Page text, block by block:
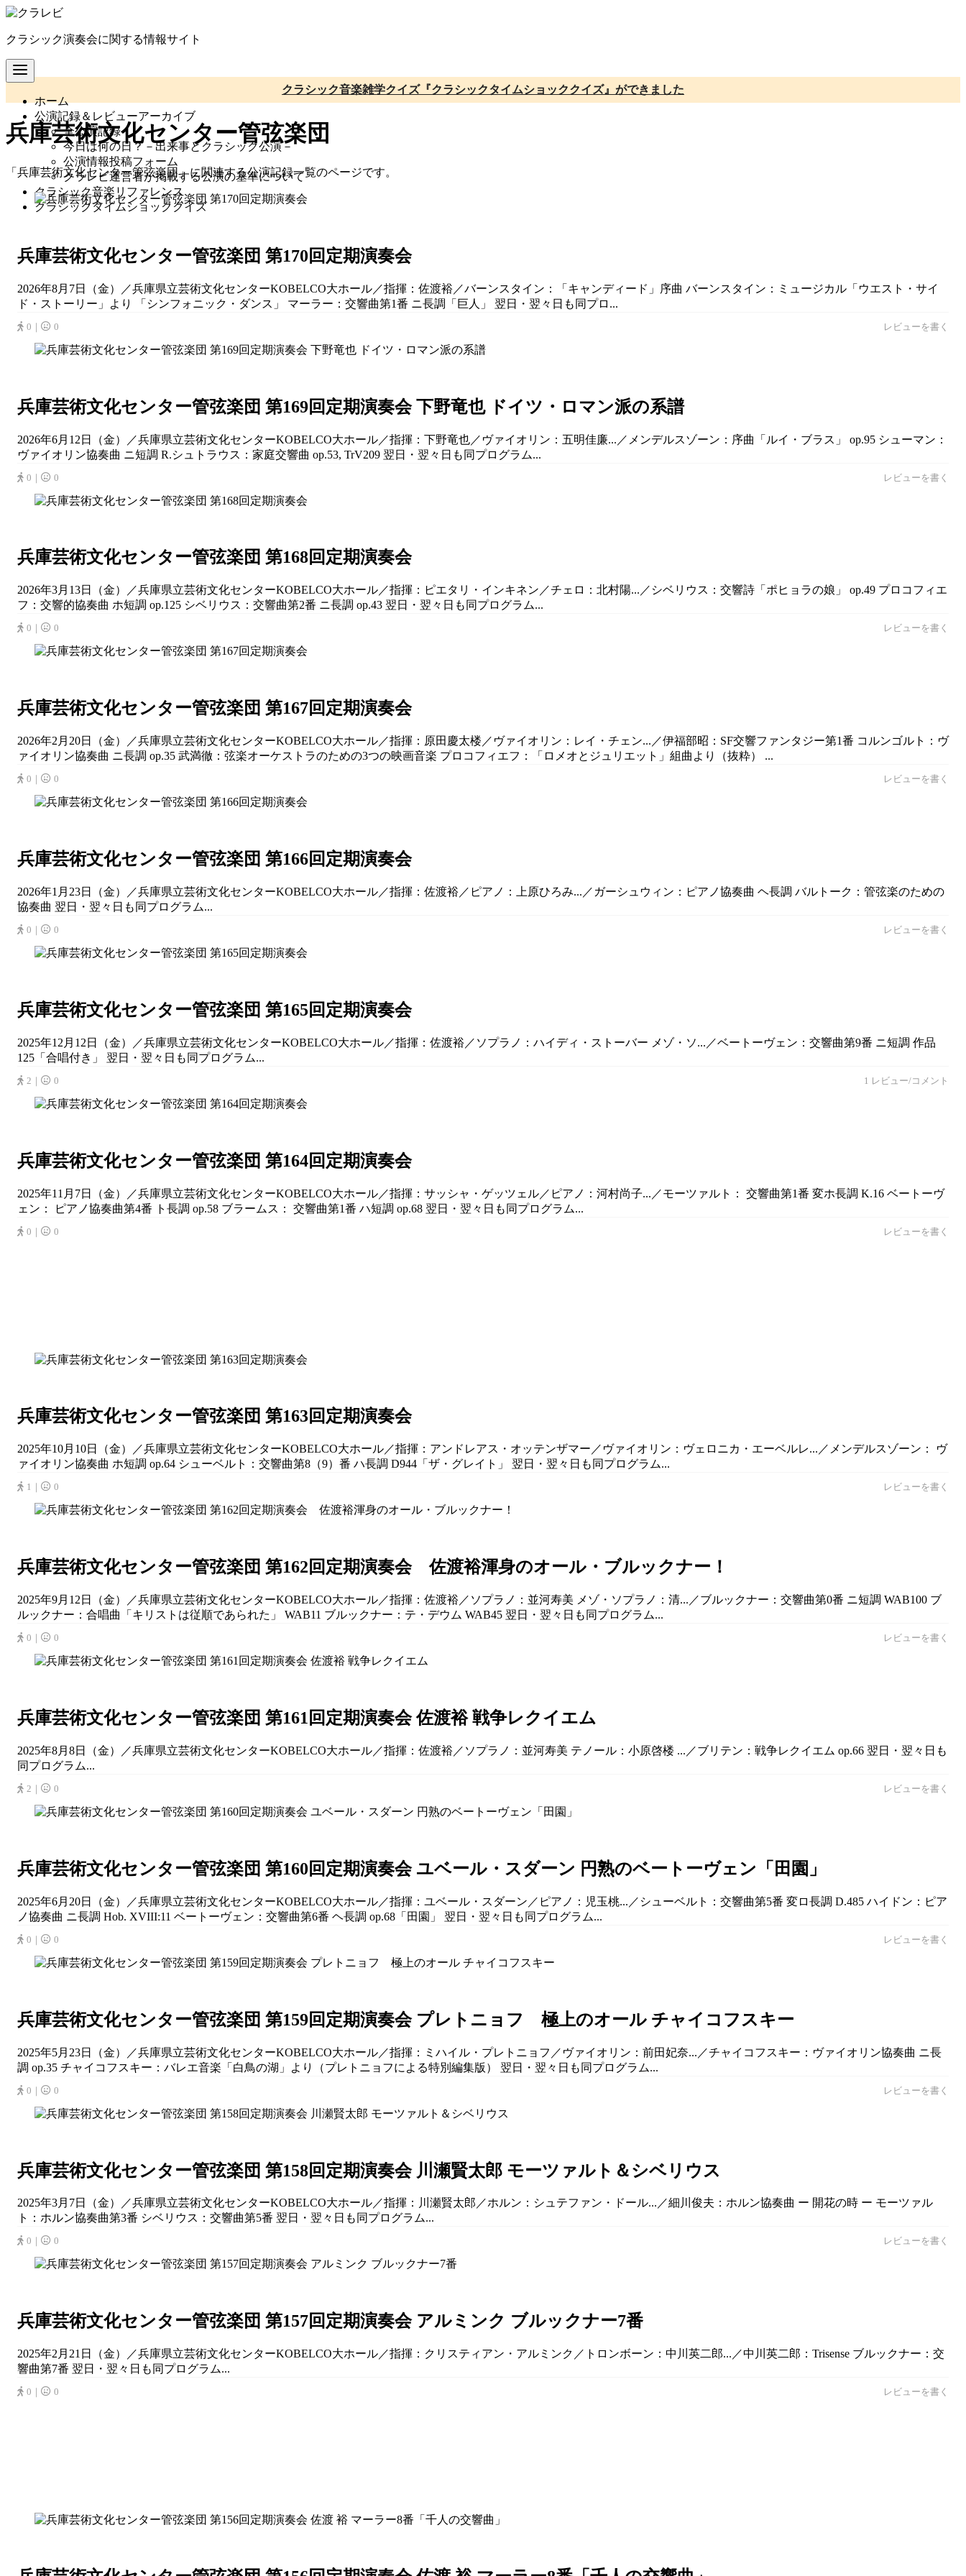
コ
テ
ン
ツ
移
クラシック演奏会に関する情報サイト
ホーム
公演記録＆レビューアーカイブ
全公演記録
今日は何の日？－出来事とクラシック公演－
公演情報投稿フォーム
クラレビ運営者が掲載する公演の基準について
クラシック音楽リファレンス
クラシックタイムショッククイズ
クラシック音楽雑学クイズ『クラシックタイムショッククイズ』ができました
兵庫芸術文化センター管弦楽団
「兵庫芸術文化センター管弦楽団」に関連する公演記録一覧のページです。
兵庫芸術文化センター管弦楽団 第170回定期演奏会
2026年8月7日（金）／兵庫県立芸術文化センターKOBELCO大ホール／指揮：佐渡裕／バーンスタイン：「キャンディード」序曲 バーンスタイン：ミュージカル「ウエスト・サイ
ド・ストーリー」より 「シンフォニック・ダンス」 マーラー：交響曲第1番 ニ長調「巨人」 翌日・翌々日も同プロ...
0｜ 0 レビューを書く
兵庫芸術文化センター管弦楽団 第169回定期演奏会 下野竜也 ドイツ・ロマン派の系譜
2026年6月12日（金）／兵庫県立芸術文化センターKOBELCO大ホール／指揮：下野竜也／ヴァイオリン：五明佳廉...／メンデルスゾーン：序曲「ルイ・ブラス」 op.95 シューマン：
ヴァイオリン協奏曲 ニ短調 R.シュトラウス：家庭交響曲 op.53, TrV209 翌日・翌々日も同プログラム...
0｜ 0 レビューを書く
兵庫芸術文化センター管弦楽団 第168回定期演奏会
2026年3月13日（金）／兵庫県立芸術文化センターKOBELCO大ホール／指揮：ピエタリ・インキネン／チェロ：北村陽...／シベリウス：交響詩「ポヒョラの娘」 op.49 プロコフィエ
フ：交響的協奏曲 ホ短調 op.125 シベリウス：交響曲第2番 ニ長調 op.43 翌日・翌々日も同プログラム...
0｜ 0 レビューを書く
兵庫芸術文化センター管弦楽団 第167回定期演奏会
2026年2月20日（金）／兵庫県立芸術文化センターKOBELCO大ホール／指揮：原田慶太楼／ヴァイオリン：レイ・チェン...／伊福部昭：SF交響ファンタジー第1番 コルンゴルト：ヴ
ァイオリン協奏曲 ニ長調 op.35 武満徹：弦楽オーケストラのための3つの映画音楽 プロコフィエフ：「ロメオとジュリエット」組曲より（抜粋） ...
0｜ 0 レビューを書く
兵庫芸術文化センター管弦楽団 第166回定期演奏会
2026年1月23日（金）／兵庫県立芸術文化センターKOBELCO大ホール／指揮：佐渡裕／ピアノ：上原ひろみ...／ガーシュウィン：ピアノ協奏曲 ヘ長調 バルトーク：管弦楽のための
協奏曲 翌日・翌々日も同プログラム...
0｜ 0 レビューを書く
兵庫芸術文化センター管弦楽団 第165回定期演奏会
2025年12月12日（金）／兵庫県立芸術文化センターKOBELCO大ホール／指揮：佐渡裕／ソプラノ：ハイディ・ストーバー メゾ・ソ...／ベートーヴェン：交響曲第9番 ニ短調 作品
125「合唱付き」 翌日・翌々日も同プログラム...
2｜ 0 1 レビュー/コメント
兵庫芸術文化センター管弦楽団 第164回定期演奏会
2025年11月7日（金）／兵庫県立芸術文化センターKOBELCO大ホール／指揮：サッシャ・ゲッツェル／ピアノ：河村尚子...／モーツァルト： 交響曲第1番 変ホ長調 K.16 ベートーヴ
ェン： ピアノ協奏曲第4番 ト長調 op.58 ブラームス： 交響曲第1番 ハ短調 op.68 翌日・翌々日も同プログラム...
0｜ 0 レビューを書く
兵庫芸術文化センター管弦楽団 第163回定期演奏会
2025年10月10日（金）／兵庫県立芸術文化センターKOBELCO大ホール／指揮：アンドレアス・オッテンザマー／ヴァイオリン：ヴェロニカ・エーベルレ...／メンデルスゾーン： ヴ
ァイオリン協奏曲 ホ短調 op.64 シューベルト：交響曲第8（9）番 ハ長調 D944「ザ・グレイト」 翌日・翌々日も同プログラム...
1｜ 0 レビューを書く
兵庫芸術文化センター管弦楽団 第162回定期演奏会 佐渡裕渾身のオール・ブルックナー！
2025年9月12日（金）／兵庫県立芸術文化センターKOBELCO大ホール／指揮：佐渡裕／ソプラノ：並河寿美 メゾ・ソプラノ：清...／ブルックナー：交響曲第0番 ニ短調 WAB100 ブ
ルックナー：合唱曲「キリストは従順であられた」 WAB11 ブルックナー：テ・デウム WAB45 翌日・翌々日も同プログラム...
0｜ 0 レビューを書く
兵庫芸術文化センター管弦楽団 第161回定期演奏会 佐渡裕 戦争レクイエム
2025年8月8日（金）／兵庫県立芸術文化センターKOBELCO大ホール／指揮：佐渡裕／ソプラノ：並河寿美 テノール：小原啓楼 ...／ブリテン：戦争レクイエム op.66 翌日・翌々日も
同プログラム...
2｜ 0 レビューを書く
兵庫芸術文化センター管弦楽団 第160回定期演奏会 ユベール・スダーン 円熟のベートーヴェン「田園」
2025年6月20日（金）／兵庫県立芸術文化センターKOBELCO大ホール／指揮：ユベール・スダーン／ピアノ：児玉桃...／シューベルト：交響曲第5番 変ロ長調 D.485 ハイドン：ピア
ノ協奏曲 ニ長調 Hob. XVIII:11 ベートーヴェン：交響曲第6番 ヘ長調 op.68「田園」 翌日・翌々日も同プログラム...
0｜ 0 レビューを書く
兵庫芸術文化センター管弦楽団 第159回定期演奏会 プレトニョフ 極上のオール チャイコフスキー
2025年5月23日（金）／兵庫県立芸術文化センターKOBELCO大ホール／指揮：ミハイル・プレトニョフ／ヴァイオリン：前田妃奈...／チャイコフスキー：ヴァイオリン協奏曲 ニ長
調 op.35 チャイコフスキー：バレエ音楽「白鳥の湖」より（プレトニョフによる特別編集版） 翌日・翌々日も同プログラム...
0｜ 0 レビューを書く
兵庫芸術文化センター管弦楽団 第158回定期演奏会 川瀬賢太郎 モーツァルト＆シベリウス
2025年3月7日（金）／兵庫県立芸術文化センターKOBELCO大ホール／指揮：川瀬賢太郎／ホルン：シュテファン・ドール...／細川俊夫：ホルン協奏曲 ー 開花の時 ー モーツァル
ト：ホルン協奏曲第3番 シベリウス：交響曲第5番 翌日・翌々日も同プログラム...
0｜ 0 レビューを書く
兵庫芸術文化センター管弦楽団 第157回定期演奏会 アルミンク ブルックナー7番
2025年2月21日（金）／兵庫県立芸術文化センターKOBELCO大ホール／指揮：クリスティアン・アルミンク／トロンボーン：中川英二郎...／中川英二郎：Trisense ブルックナー：交
響曲第7番 翌日・翌々日も同プログラム...
0｜ 0 レビューを書く